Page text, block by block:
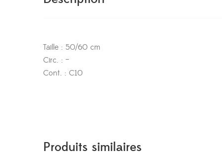
Taille : 50/60 cm
Circ. : –
Cont. : C10
Produits similaires